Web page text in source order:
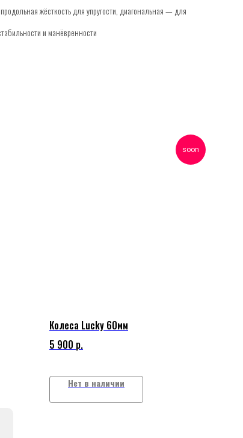
жёсткость для упругости, диагональная — для
и манёвренности
soon
Колеса Lucky 60мм
5 900 р.
Нет в наличии